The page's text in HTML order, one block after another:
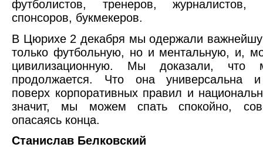
футболистов, тренеров, журналистов,
спонсоров, букмекеров.
В Цюрихе 2 декабря мы одержали
только футбольную, но и ментальную, и,
цивилизационную. Мы доказали, что
продолжается. Что она универсальна и
поверх корпоративных правил и
значит, мы можем спать спокойно,
опасаясь конца.
Станислав Белковский